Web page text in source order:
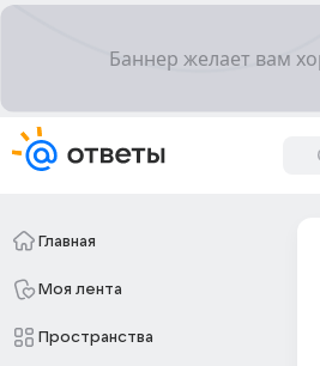
Главная
Моя лента
Пространства